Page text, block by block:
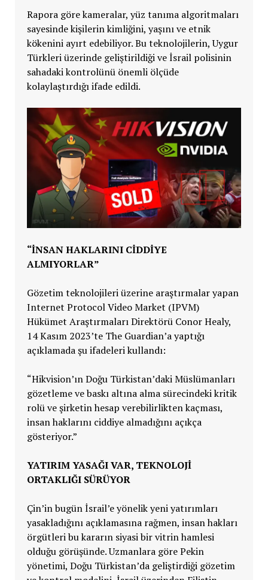
Rapora göre kameralar, yüz tanıma algoritmaları
sayesinde kişilerin kimliğini, yaşını ve etnik
kökenini ayırt edebiliyor. Bu teknolojilerin, Uygur
Türkleri üzerinde geliştirildiği ve İsrail polisinin
sahadaki kontrolünü önemli ölçüde
kolaylaştırdığı ifade edildi.
“İNSAN HAKLARINI CİDDİYE
ALMIYORLAR”
Gözetim teknolojileri üzerine araştırmalar yapan
Internet Protocol Video Market (IPVM)
Hükümet Araştırmaları Direktörü Conor Healy,
14 Kasım 2023’te The Guardian’a yaptığı
açıklamada şu ifadeleri kullandı:
“Hikvision’ın Doğu Türkistan’daki Müslümanları
gözetleme ve baskı altına alma sürecindeki kritik
rolü ve şirketin hesap verebilirlikten kaçması,
insan haklarını ciddiye almadığını açıkça
gösteriyor.”
YATIRIM YASAĞI VAR, TEKNOLOJİ
ORTAKLIĞI SÜRÜYOR
Çin’in bugün İsrail’e yönelik yeni yatırımları
yasakladığını açıklamasına rağmen, insan hakları
örgütleri bu kararın siyasi bir vitrin hamlesi
olduğu görüşünde. Uzmanlara göre Pekin
yönetimi, Doğu Türkistan’da geliştirdiği gözetim